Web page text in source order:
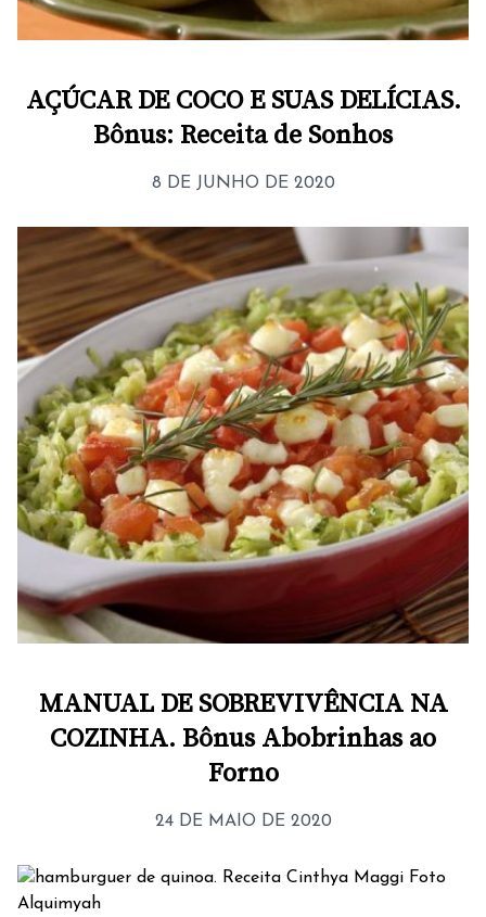
AÇÚCAR DE COCO E SUAS DELÍCIAS.
Bônus: Receita de Sonhos
8 DE JUNHO DE 2020
MANUAL DE SOBREVIVÊNCIA NA
COZINHA. Bônus Abobrinhas ao
Forno
24 DE MAIO DE 2020